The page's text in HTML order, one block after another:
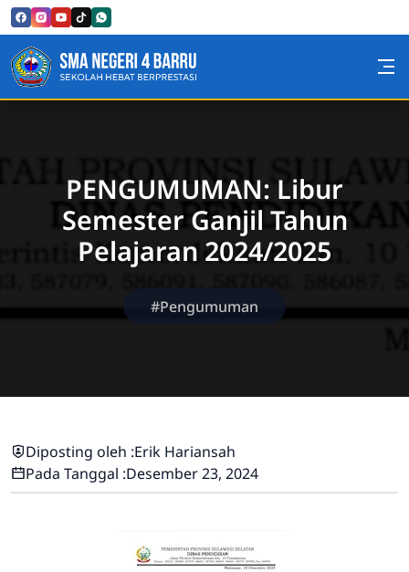
Skip to Content
SMA Negeri 4 Barru
PENGUMUMAN: Libur
Semester Ganjil Tahun
Pelajaran 2024/2025
#Pengumuman
Diposting oleh :Erik Hariansah
Pada Tanggal :Desember 23, 2024